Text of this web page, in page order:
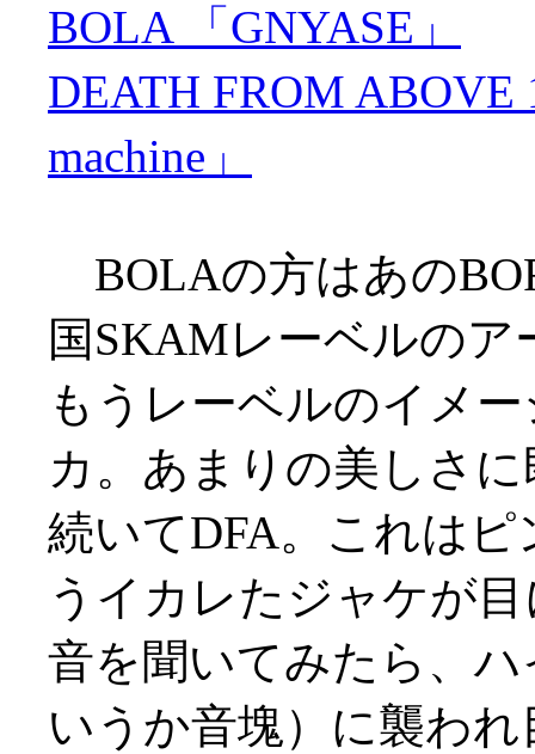
BOLA 「GNYASE」
DEATH FROM ABOVE
machine」
BOLAの方はあの
国SKAMレーベルのア
もうレーベルのイメ
カ。あまりの美しさ
続いてDFA。これは
うイカレたジャケが
音を聞いてみたら、
いうか音塊）に襲わ